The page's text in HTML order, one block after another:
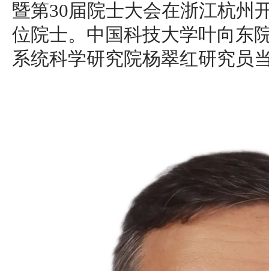
暨第30届院士大会在浙江杭州
位院士。中国科技大学叶向东
系统科学研究院杨翠红研究员